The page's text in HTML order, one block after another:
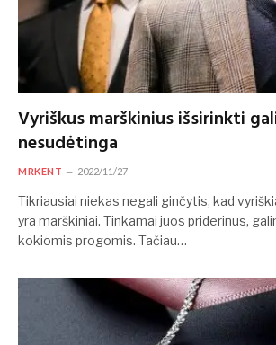
Vyriškus marškinius išsirinkti
nesudėtinga
MRKENT 2022/11/27
Tikriausiai niekas negali ginčytis, kad
yra marškiniai. Tinkamai juos priderinus,
kokiomis progomis. Tačiau…